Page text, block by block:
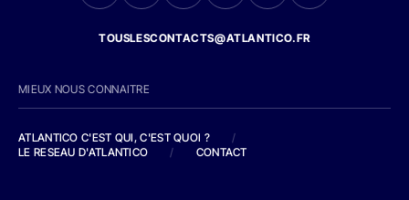
TOUSLESCONTACTS@ATLANTICO.FR
MIEUX NOUS CONNAITRE
ATLANTICO C'EST QUI, C'EST QUOI ?
/
LE RESEAU D'ATLANTICO
/ CONTACT